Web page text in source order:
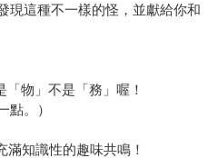
現這種不一樣的怪，並獻給你和
物」不是「務」喔！
點。）
滿知識性的趣味共鳴！